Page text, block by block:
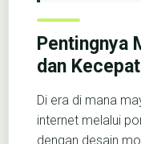
Pentingnya
dan
Di era di mana
internet melalui
dengan desain